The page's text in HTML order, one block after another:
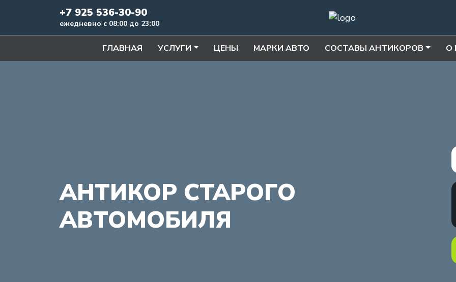
+7 925 536-30-90
ежедневно с 08:00 до 23:00
ГЛАВНАЯ УСЛУГИ ЦЕНЫ МАРКИ АВТО СОСТАВЫ АНТИКОРОВ О
АНТИКОР СТАРОГО
АВТОМОБИЛЯ